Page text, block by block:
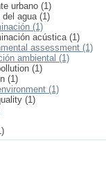
urbano (1)
del agua (1)
(1)
acústica (1)
assessment (1)
ambiental (1)
(1)
(1)
(1)
(1)